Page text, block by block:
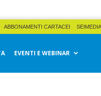
ABBONAMENTI CARTACEI SEIMEDIA
EVENTI E WEBINAR